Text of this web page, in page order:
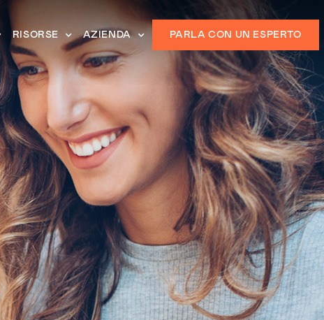
RISORSE AZIENDA PARLA CON UN ESPERTO